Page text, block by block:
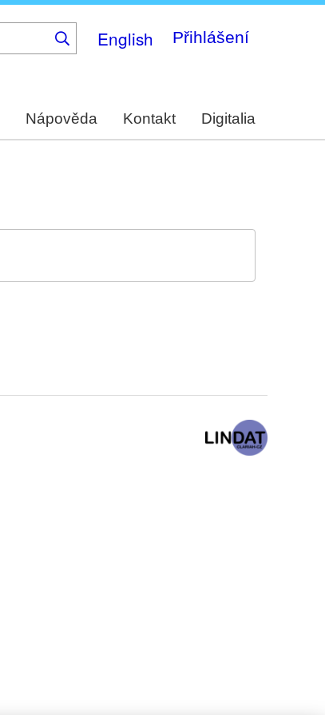
English Přihlášení
Nápověda Kontakt Digitalia